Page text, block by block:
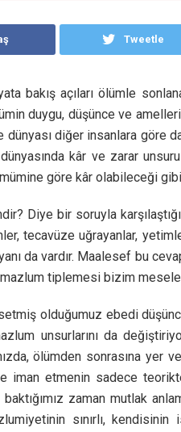
Tweetle
bakış açıları ölümle
duygu, düşünce ve
dünyası diğer insanlara göre
kâr ve zarar
göre kâr olabileceği
Diye bir soruyla
tecavüze uğrayanlar,
da vardır. Maalesef bu
tiplemesi bizim
olduğumuz ebedi
unsurlarını da
ölümden sonrasına yer
iman etmenin sadece
baktığımız zaman mutlak
sınırlı,